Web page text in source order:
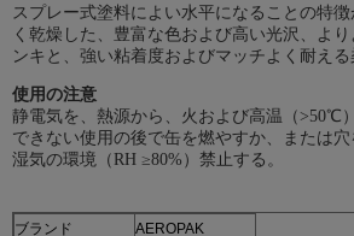
スプレー式塗料によい水平になることの特
く乾燥した、豊富な色および高い光沢、よ
ンキと、強い粘着度およびマッチよく耐え
使用の注意
静電気を、熱源から、火および高温（>50℃
できない使用の後で缶を燃やすか、または
湿気の環境（RH ≥80%）禁止する。
ブランド
AEROPAK